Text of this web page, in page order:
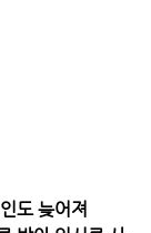
도 늦어져